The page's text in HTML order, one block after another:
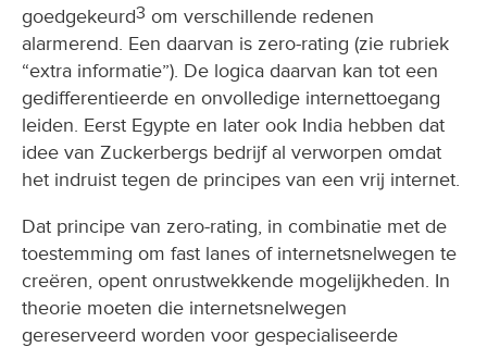
goedgekeurd3 om verschillende redenen
alarmerend. Een daarvan is zero-rating (zie rubriek
“extra informatie”). De logica daarvan kan tot een
gedifferentieerde en onvolledige internettoegang
leiden. Eerst Egypte en later ook India hebben dat
idee van Zuckerbergs bedrijf al verworpen omdat
het indruist tegen de principes van een vrij internet.
Dat principe van zero-rating, in combinatie met de
toestemming om fast lanes of internetsnelwegen te
creëren, opent onrustwekkende mogelijkheden. In
theorie moeten die internetsnelwegen
gereserveerd worden voor gespecialiseerde